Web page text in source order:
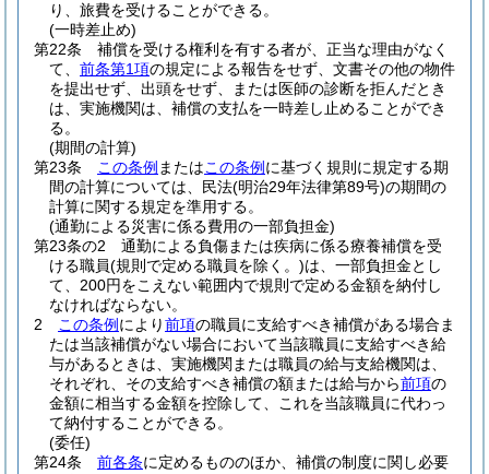
り、旅費を受けることができる。
(一時差止め)
第22条
補償を受ける権利を有する者が、正当な理由がなく
て、 前条第1項の規定による報告をせず、文書その他の物件
を提出せず、出頭をせず、または医師の診断を拒んだとき
は、実施機関は、補償の支払を一時差し止めることができ
る。
(期間の計算)
第23条
この条例 またはこの条例 に基づく規則に規定する期
間の計算については、民法(明治29年法律第89号)の期間の
計算に関する規定を準用する。
(通勤による災害に係る費用の一部負担金)
第23条の2
通勤による負傷または疾病に係る療養補償を受
ける職員(規則で定める職員を除く。)は、一部負担金とし
て、200円をこえない範囲内で規則で定める金額を納付し
なければならない。
2
この条例 により前項の職員に支給すべき補償がある場合ま
たは当該補償がない場合において当該職員に支給すべき給
与があるときは、実施機関または職員の給与支給機関は、
それぞれ、その支給すべき補償の額または給与から前項の
金額に相当する金額を控除して、これを当該職員に代わっ
て納付することができる。
(委任)
第24条
前各条に定めるもののほか、補償の制度に関し必要